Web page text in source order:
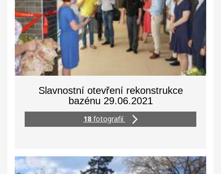
Slavnostní otevření rekonstrukce
bazénu 29.06.2021
18 fotografií